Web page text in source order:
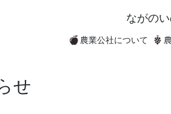
ながの
農業公社について
せ